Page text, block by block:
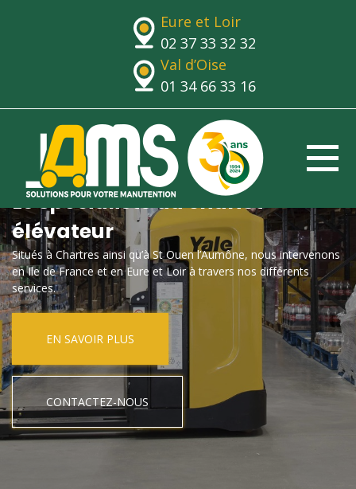
Eure et Loir
02 37 33 32 32
Val d’Oise
01 34 66 33 16
Le spécialiste du chariot
élévateur
Situés à Chartres ainsi qu’à St Ouen l’Aumône, nous intervenons
en Ile de France et en Eure et Loir à travers nos différents
services.
EN SAVOIR PLUS
CONTACTEZ-NOUS